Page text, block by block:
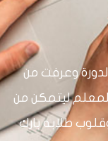
وعرفت من
ليتمكن من
طلابه بارك